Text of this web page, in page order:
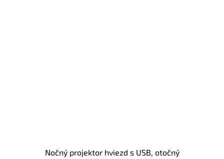
Nočný projektor hviezd s USB, otočný